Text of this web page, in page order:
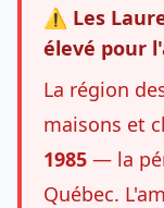
⚠️ Les
élevé pour
La région
maisons et
1985 — la
Québec.